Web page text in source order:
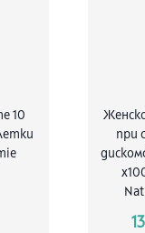
10
при